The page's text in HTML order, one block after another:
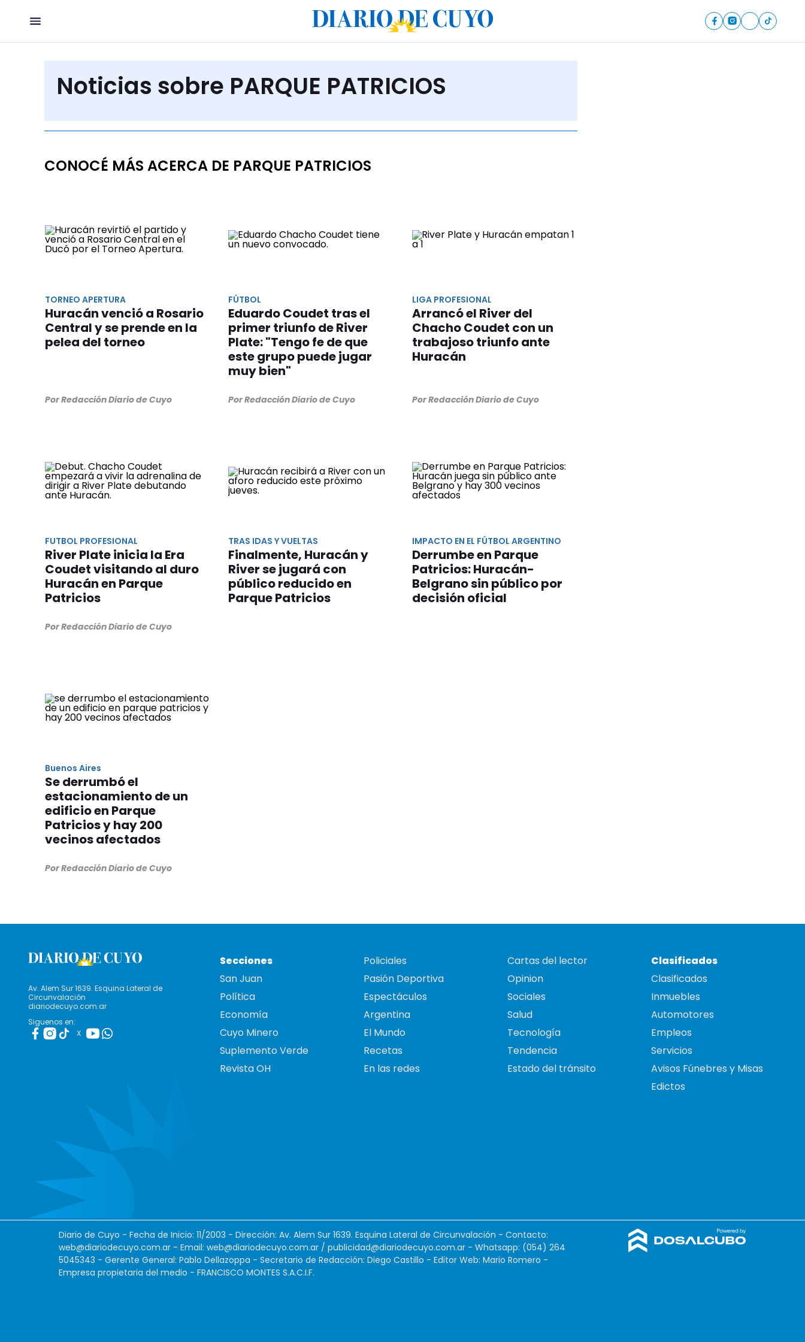
Noticias sobre PARQUE PATRICIOS
CONOCÉ MÁS ACERCA DE PARQUE PATRICIOS
TORNEO APERTURA
Huracán venció a Rosario
Central y se prende en la
pelea del torneo
Por Redacción Diario de Cuyo
FÚTBOL
Eduardo Coudet tras el
primer triunfo de River
Plate: "Tengo fe de que
este grupo puede jugar
muy bien"
Por Redacción Diario de Cuyo
LIGA PROFESIONAL
Arrancó el River del
Chacho Coudet con un
trabajoso triunfo ante
Huracán
Por Redacción Diario de Cuyo
FUTBOL PROFESIONAL
River Plate inicia la Era
Coudet visitando al duro
Huracán en Parque
Patricios
Por Redacción Diario de Cuyo
TRAS IDAS Y VUELTAS
Finalmente, Huracán y
River se jugará con
público reducido en
Parque Patricios
IMPACTO EN EL FÚTBOL ARGENTINO
Derrumbe en Parque
Patricios: Huracán-
Belgrano sin público por
decisión oficial
Buenos Aires
Se derrumbó el
estacionamiento de un
edificio en Parque
Patricios y hay 200
vecinos afectados
Por Redacción Diario de Cuyo
Av. Alem Sur 1639. Esquina Lateral de
Circunvalación
diariodecuyo.com.ar
Siguenos en:
X
Secciones
San Juan
Política
Economía
Cuyo Minero
Suplemento Verde
Revista OH
Policiales
Pasión Deportiva
Espectáculos
Argentina
El Mundo
Recetas
En las redes
Cartas del lector
Opinion
Sociales
Salud
Tecnología
Tendencia
Estado del tránsito
Clasificados
Clasificados
Inmuebles
Automotores
Empleos
Servicios
Avisos Fúnebres y Misas
Edictos
Diario de Cuyo - Fecha de Inicio: 11/2003 - Dirección: Av. Alem Sur 1639. Esquina Lateral de Circunvalación - Contacto:
web@diariodecuyo.com.ar - Email: web@diariodecuyo.com.ar / publicidad@diariodecuyo.com.ar - Whatsapp: (054) 264
5045343 - Gerente General: Pablo Dellazoppa - Secretario de Redacción: Diego Castillo - Editor Web: Mario Romero -
Empresa propietaria del medio - FRANCISCO MONTES S.A.C.I.F.